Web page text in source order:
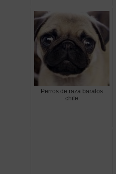
Perros de raza baratos
chile